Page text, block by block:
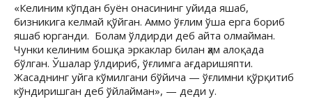
«Келиним кўпдан буён онасининг уйида яшаб,
бизникига келмай қўйган. Аммо ўғлим ўша ерга бориб
яшаб юрганди. Болам ўлдирди деб айта олмайман.
Чунки келиним бошқа эркаклар билан ҳам алоқада
бўлган. Ўшалар ўлдириб, ўғлимга ағдаришяпти.
Жасаднинг уйга кўмилгани бўйича — ўғлимни қўрқитиб
кўндиришган деб ўйлайман», — деди у.